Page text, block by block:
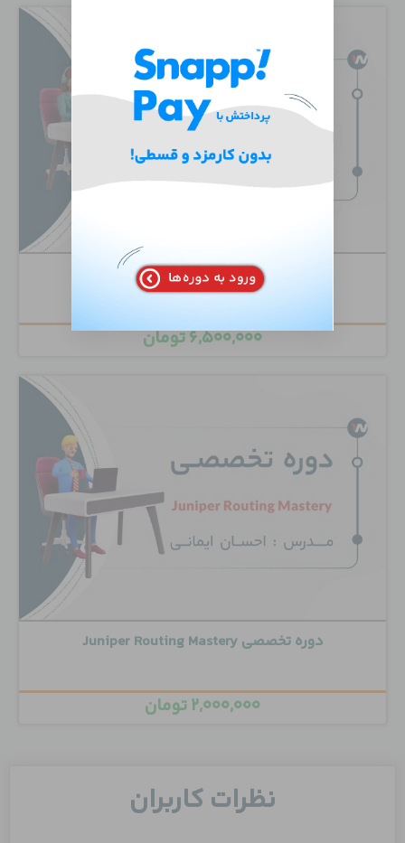
Cisco Unity Connection
۶,۵۰۰,۰۰۰تومان
دوره تخصصی Juniper Routing Mastery
۲,۰۰۰,۰۰۰تومان
نظرات کاربران